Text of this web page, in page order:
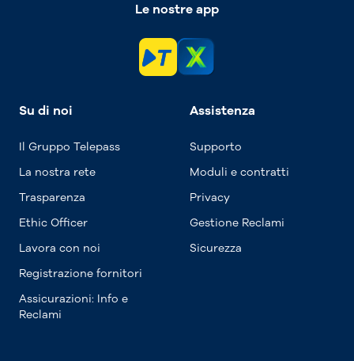
Le nostre app
Su di noi
Il Gruppo Telepass
La nostra rete
Trasparenza
Ethic Officer
Lavora con noi
Registrazione fornitori
Assicurazioni: Info e
Reclami
Assistenza
Supporto
Moduli e contratti
Privacy
Gestione Reclami
Sicurezza